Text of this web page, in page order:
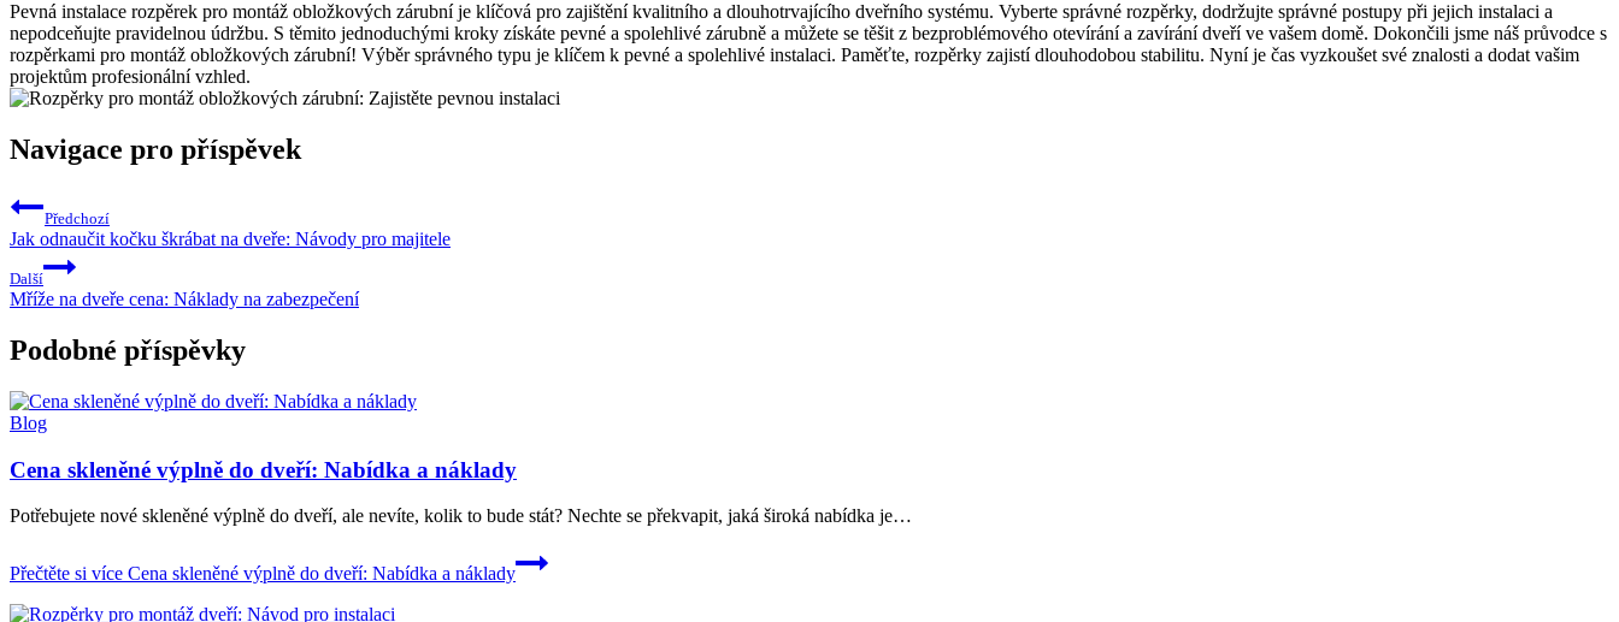
Pevná instalace rozpěrek pro montáž obložkových zárubní je klíčová pro zajištění kvalitního a dlouhotrvajícího dveřního systému. Vyberte správné rozpěrky, dodržujte správné postupy při jejich instalaci a
nepodceňujte pravidelnou údržbu. S těmito jednoduchými kroky získáte pevné a spolehlivé zárubně a můžete se těšit z bezproblémového otevírání a zavírání dveří ve vašem domě. Dokončili jsme náš průvodce s
rozpěrkami pro montáž obložkových zárubní! Výběr správného typu je klíčem k pevné a spolehlivé instalaci. Paměťte, rozpěrky zajistí dlouhodobou stabilitu. Nyní je čas vyzkoušet své znalosti a dodat vašim
projektům profesionální vzhled.
Navigace pro příspěvek
Předchozí
Jak odnaučit kočku škrábat na dveře: Návody pro majitele
Další
Mříže na dveře cena: Náklady na zabezpečení
Podobné příspěvky
Blog
Cena skleněné výplně do dveří: Nabídka a náklady
Potřebujete nové skleněné výplně do dveří, ale nevíte, kolik to bude stát? Nechte se překvapit, jaká široká nabídka je…
Přečtěte si více Cena skleněné výplně do dveří: Nabídka a náklady